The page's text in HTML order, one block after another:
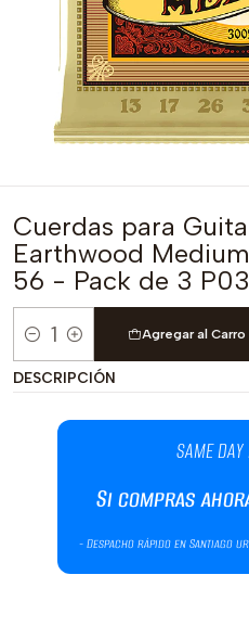
Cuerdas para
Earthwood
56 - Pack de 3
Cantidad
Agregar al Carro
DESCRIPCIÓN